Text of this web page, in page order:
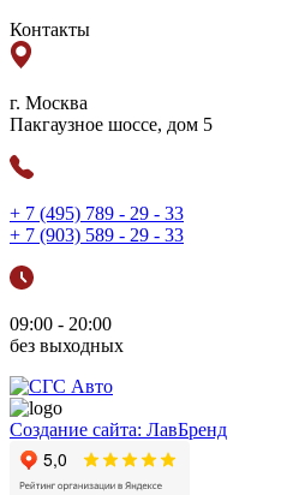
Контакты
г. Москва
Пакгаузное шоссе, дом 5
+ 7 (495) 789 - 29 - 33
+ 7 (903) 589 - 29 - 33
09:00 - 20:00
без выходных
Создание сайта: ЛавБренд